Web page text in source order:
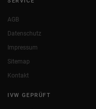
AGB
Datenschutz
Impressum
Sitemap
Kontakt
IVW GEPRÜFT